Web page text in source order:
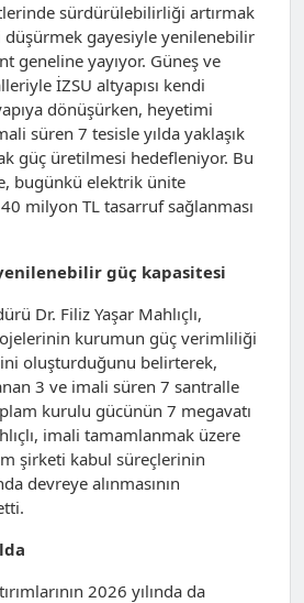
sürdürülebilirliği artırmak
gayesiyle yenilenebilir
geneline yayıyor. Güneş ve
İZSU altyapısı kendi
dönüşürken, heyetimi
süren 7 tesisle yılda yaklaşık
güç üretilmesi hedefleniyor. Bu
bugünkü elektrik ünite
milyon TL tasarruf sağlanması
güç kapasitesi
Dr. Filiz Yaşar Mahlıçlı,
kurumun güç verimliliği
oluşturduğunu belirterek,
3 ve imali süren 7 santralle
kurulu gücünün 7 megavatı
imali tamamlanmak üzere
şirketi kabul süreçlerinin
devreye alınmasının
2026 yılında da